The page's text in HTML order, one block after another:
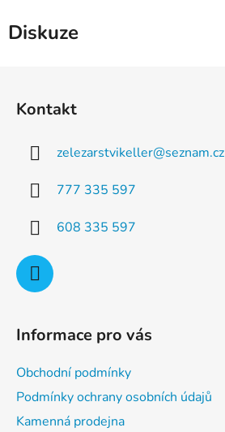
Diskuze
Kontakt
zelezarstvikeller@seznam.cz
777 335 597
608 335 597
Informace pro vás
Obchodní podmínky
Podmínky ochrany osobních údajů
Kamenná prodejna